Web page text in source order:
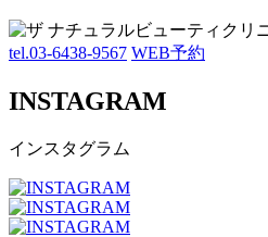
tel.03-6438-9567 WEB予約
INSTAGRAM
インスタグラム